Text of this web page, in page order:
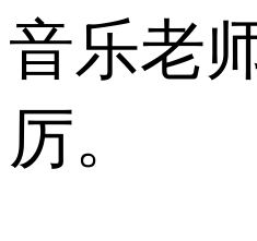
音乐老
厉。